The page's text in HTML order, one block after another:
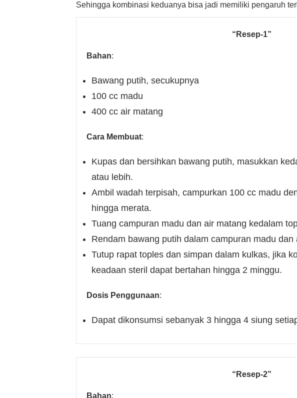
Sehingga kombinasi keduanya bisa jadi memiliki pengaruh
“Resep-1”
Bahan:
Bawang putih, secukupnya
100 cc madu
400 cc air matang
Cara Membuat:
Kupas dan bersihkan bawang putih, masukkan
atau lebih.
Ambil wadah terpisah, campurkan 100 cc madu
hingga merata.
Tuang campuran madu dan air matang kedalam
Rendam bawang putih dalam campuran madu
Tutup rapat toples dan simpan dalam kulkas, jika
keadaan steril dapat bertahan hingga 2 minggu.
Dosis Penggunaan:
Dapat dikonsumsi sebanyak 3 hingga 4 siung
“Resep-2”
Bahan: